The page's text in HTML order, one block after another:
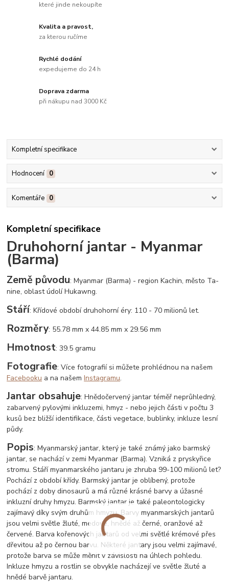
které jinde nekoupíte
Kvalita a pravost,
za kterou ručíme
Rychlé dodání
expedujeme do 24 h
Doprava zdarma
při nákupu nad 3000 Kč
Kompletní specifikace
Hodnocení 0
Komentáře 0
Kompletní specifikace
Druhohorní jantar - Myanmar
(Barma)
Země původu: Myanmar (Barma) - region Kachin, město Ta-
nine, oblast údolí Hukawng.
Stáří: Křídové období druhohorní éry: 110 - 70 milionů let.
Rozměry: 55.78 mm x 44.85 mm x 29.56 mm
Hmotnost: 39.5 gramu
Fotografie: Více fotografií si můžete prohlédnou na našem
Facebooku a na našemInstagramu.
Jantar obsahuje: Hnědočervený jantar téměř neprůhledný,
zabarvený pylovými inkluzemi, hmyz - nebo jejich části v počtu 3
kusů bez bližší identifikace, části vegetace, bublinky, inkluze lesní
půdy.
Popis: Myanmarský jantar, který je také známý jako barmský
jantar, se nachází v zemi Myanmar (Barma). Vzniká z pryskyřice
stromu. Stáří myanmarského jantaru je zhruba 99-100 milionů let?
Pochází z období křídy. Barmský jantar je oblíbený, protože
pochází z doby dinosaurů a má různé krásné barvy a úžasné
inkluzní druhy hmyzu. Barmský jantar je také paleontologicky
zajímavý díky svým druhům hmyzu. Barvy myanmarských jantarů
jsou velmi světle žluté, medové, hnědé až černé, oranžové až
červené. Barva kořenových jantarů od velmi světlé krémové přes
dřevitou až po černou barvu. Některé jantary jsou velmi zajímavé,
protože barva se může měnit v závislosti na úhlech pohledu.
Inkluze hmyzu a rostlin se obvykle nacházejí ve světle žluté a
hnědé barvě jantaru.